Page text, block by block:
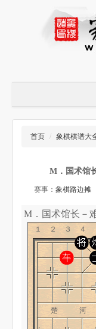
大师对局
象棋小游戏
首页 / 象棋棋谱大
M．国术馆
赛事： 象棋路边摊
M．国术馆长－
１２３４
楚